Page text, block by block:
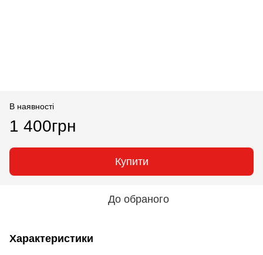
В наявності
1 400грн
Купити
До обраного
Характеристики